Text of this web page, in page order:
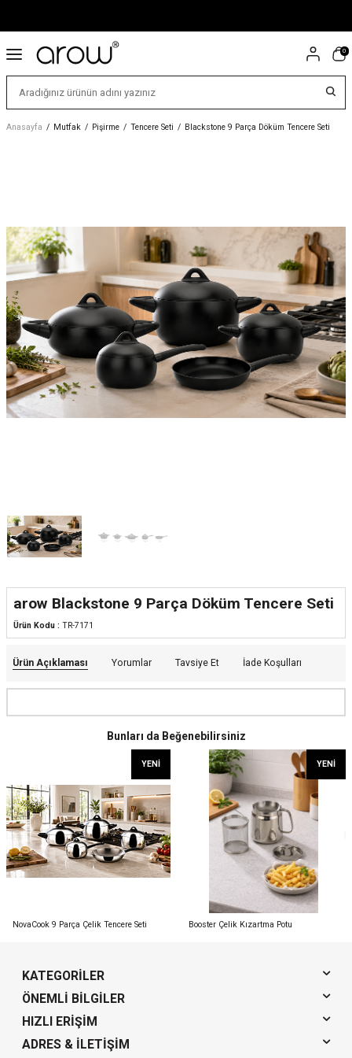
0
Anasayfa / Mutfak / Pişirme / Tencere Seti / Blackstone 9 Parça Döküm Tencere Seti
arow Blackstone 9 Parça Döküm Tencere Seti
Ürün Kodu : TR-7171
Ürün Açıklaması Yorumlar Tavsiye Et İade Koşulları
Bunları da Beğenebilirsiniz
YENI
NovaCook 9 Parça Çelik Tencere Seti
YENI
Booster Çelik Kızartma Potu
KATEGORILER
ÖNEMLI BILGILER
HIZLI ERIŞIM
ADRES & İLETIŞIM